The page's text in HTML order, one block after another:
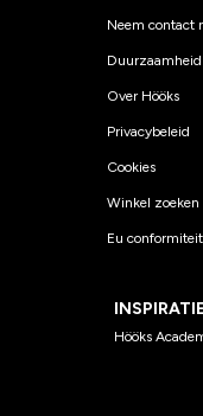
Neem contact
Duurzaamheid
Over Hööks
Privacybeleid
Cookies
Winkel zoeken
Eu
INSPIRATIE
Hööks